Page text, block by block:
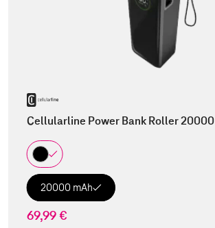
Cellularline Power Bank Roller 20000
20000 mAh
69,99 €